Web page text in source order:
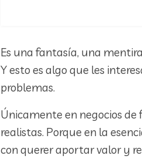
Es una fantasía, una
Y esto es algo que les
problemas.
Únicamente en negocios
realistas. Porque en la
con querer aportar valor y